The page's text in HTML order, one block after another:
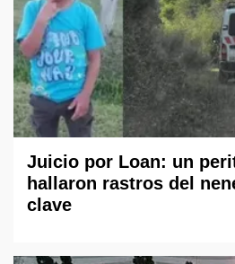
Juicio por Loan: un
hallaron rastros del
clave